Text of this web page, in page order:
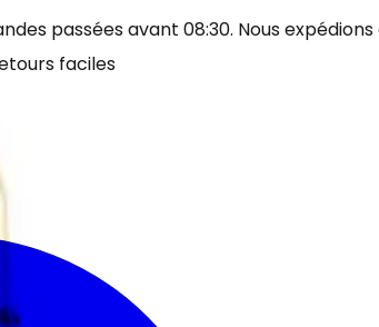
passées avant 08:30. Nous expédions
faciles